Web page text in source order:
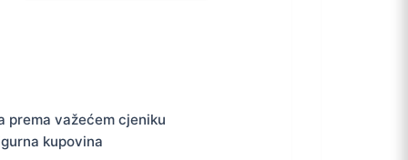
prema važećem cjeniku
kupovina